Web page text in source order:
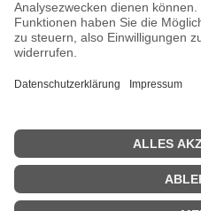
Mo, Di und Do: 10-16 Uhr
Fr: 10-14 Uhr
Mi: geschlossen
Bürozeiten:
Fr: 9-15 Uhr